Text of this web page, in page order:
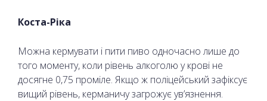
Коста-Ріка
Можна кермувати і пити пиво одночасно лише до
того моменту, коли рівень алкоголю у крові не
досягне 0,75 проміле. Якщо ж поліцейський зафіксує
вищий рівень, керманичу загрожує ув’язнення.